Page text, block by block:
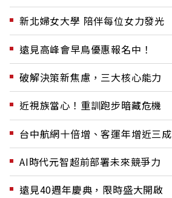
新北婦女大學 陪伴每位女力發光
遠見高峰會早鳥優惠報名中！
破解決策新焦慮，三大核心能力
近視族當心！重訓跑步暗藏危機
台中航網十倍增、客運年增近三成
AI時代元智超前部署未來競爭力
遠見40週年慶典，限時盛大開啟